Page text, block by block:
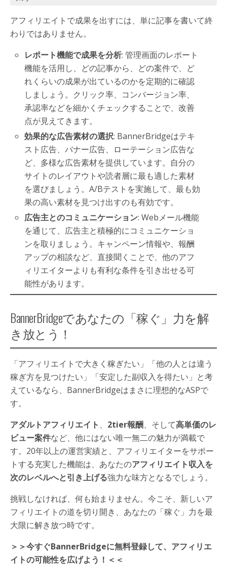
アフィリエイトで成果を出すには、単に記事を書いて終
わりではありません。
レポート機能で成果を分析: 管理画面のレポート
機能を活用し、どの記事から、どの案件で、ど
れくらいの成果が出ているのかを定期的に確認
しましょう。クリック率、コンバージョン率、
承認率などを細かくチェックすることで、改善
点が見えてきます。
効果的な広告素材の選択: BannerBridgeはテキ
スト広告、バナー広告、ローテーション広告な
ど、多様な広告素材を提供しています。自分の
サイトのレイアウトや読者層に最も適した素材
を選びましょう。A/Bテストを実施して、最も効
果の高い素材を見つけ出すのも有効です。
広告主とのコミュニケーション: Webメール機能
を通じて、広告主と積極的にコミュニケーショ
ンを取りましょう。キャンペーン情報や、報酬
アップの相談など、直接聞くことで、他のアフ
ィリエイターよりも有利な条件を引き出せる可
能性があります。
BannerBridgeであなたの「稼ぐ」力を解
き放とう！
「アフィリエイトで大きく稼ぎたい」「他の人とは違う
稼ぎ方を見つけたい」「安定した副収入を得たい」と考
えているなら、BannerBridgeはまさに理想的なASPで
す。
アダルトアフィリエイト 、 2tier報酬、そして高単価のレ
ビュー案件など、他にはない唯一無二の魅力が満載で
す。20年以上の運営実績と、アフィリエイターをサポー
トする充実した機能は、あなたのアフィリエイト収入を
次のレベルへと引き上げる強力な味方となるでしょう。
挑戦しなければ、何も始まりません。今こそ、新しいア
フィリエイトの道を切り開き、あなたの「稼ぐ」力を最
大限に解き放つ時です。
＞＞今すぐBannerBridgeに無料登録して、アフィリエ
イトの可能性を広げよう！＜＜